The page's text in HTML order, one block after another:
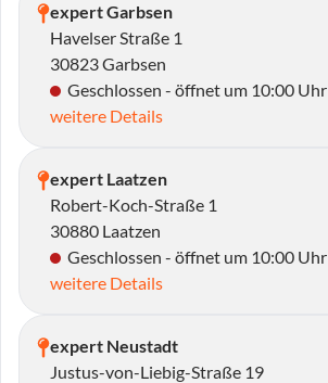
expert Garbsen
Havelser Straße 1
30823 Garbsen
Geschlossen - öffnet um 10:00 Uhr
weitere Details
expert Laatzen
Robert-Koch-Straße 1
30880 Laatzen
Geschlossen - öffnet um 10:00 Uhr
weitere Details
expert Neustadt
Justus-von-Liebig-Straße 19